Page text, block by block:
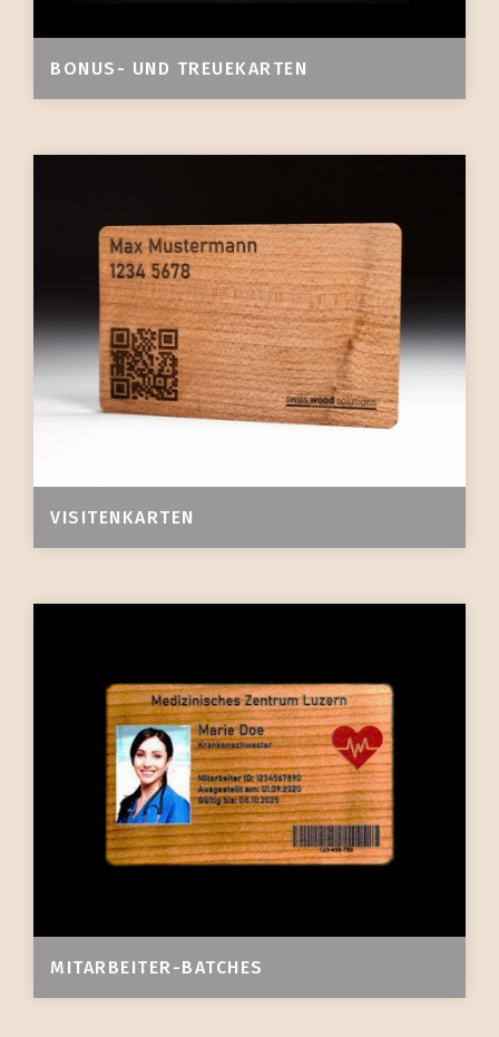
BONUS- UND TREUEKARTEN
VISITENKARTEN
MITARBEITER-BATCHES